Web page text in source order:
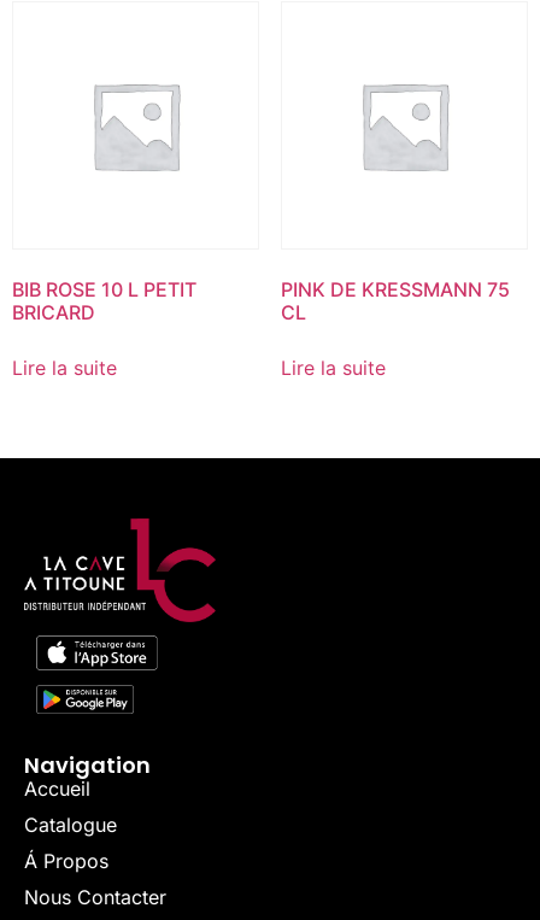
BIB ROSE 10 L PETIT
BRICARD
Lire la suite
PINK DE KRESSMANN 75
CL
Lire la suite
Navigation
Accueil
Catalogue
Á Propos
Nous Contacter